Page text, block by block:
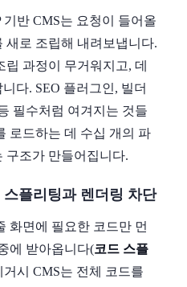
반 CMS는 요청이 들어올
새로 조립해 내려보냅니다.
과정이 무거워지고, 데
다. SEO 플러그인, 빌더
필수처럼 여겨지는 것들
로드하는 데 수십 개의 파
구조가 만들어집니다.
플리팅과 렌더링 차단
화면에 필요한 코드만 먼
에 받아옵니다(코드 스플
시 CMS는 전체 코드를